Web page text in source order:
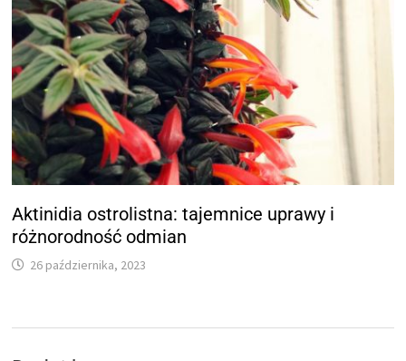
Aktinidia ostrolistna: tajemnice uprawy i
różnorodność odmian
26 października, 2023